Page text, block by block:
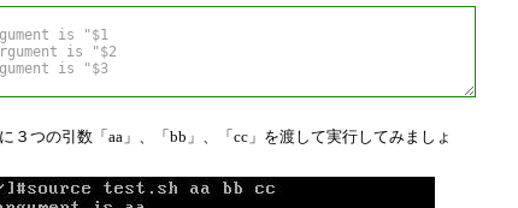
３つの引数「aa」、「bb」、「cc」を渡して実行してみましょ